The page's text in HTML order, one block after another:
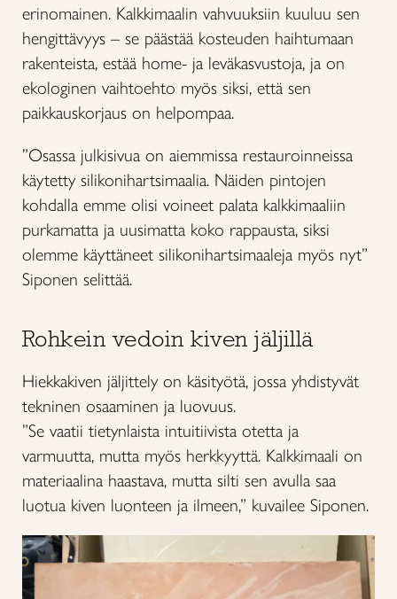
erinomainen. Kalkkimaalin vahvuuksiin kuuluu sen
hengittävyys – se päästää kosteuden haihtumaan
rakenteista, estää home- ja leväkasvustoja, ja on
ekologinen vaihtoehto myös siksi, että sen
paikkauskorjaus on helpompaa.
”Osassa julkisivua on aiemmissa restauroinneissa
käytetty silikonihartsimaalia. Näiden pintojen
kohdalla emme olisi voineet palata kalkkimaaliin
purkamatta ja uusimatta koko rappausta, siksi
olemme käyttäneet silikonihartsimaaleja myös nyt”
Siponen selittää.
Rohkein vedoin kiven jäljillä
Hiekkakiven jäljittely on käsityötä, jossa yhdistyvät
tekninen osaaminen ja luovuus.
”Se vaatii tietynlaista intuitiivista otetta ja
varmuutta, mutta myös herkkyyttä. Kalkkimaali on
materiaalina haastava, mutta silti sen avulla saa
luotua kiven luonteen ja ilmeen,” kuvailee Siponen.